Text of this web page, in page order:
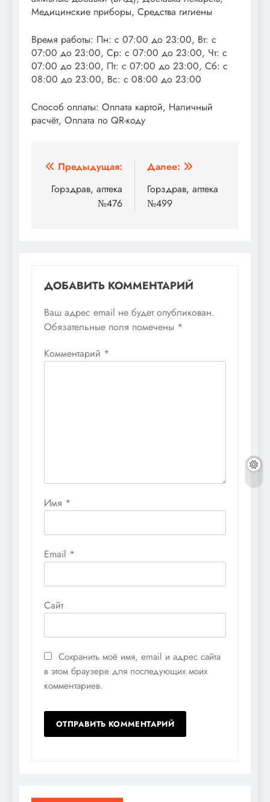
Медицинские приборы, Средства гигиены
Время работы: Пн: с 07:00 до 23:00, Вт: с
07:00 до 23:00, Ср: с 07:00 до 23:00, Чт: с
07:00 до 23:00, Пт: с 07:00 до 23:00, Сб: с
08:00 до 23:00, Вс: с 08:00 до 23:00
Способ оплаты: Оплата картой, Наличный
расчёт, Оплата по QR-коду
Навигация
по
записям
Предыдущая:
Горздрав, аптека
№476
Далее:
Горздрав, аптека
№499
ДОБАВИТЬ КОММЕНТАРИЙ
Ваш адрес email не будет опубликован.
Обязательные поля помечены *
Комментарий *
Имя *
Email *
Сайт
Сохранить моё имя, email и адрес сайта
в этом браузере для последующих моих
комментариев.